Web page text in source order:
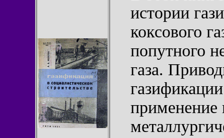
истории
коксового
попутного
газа.
применение